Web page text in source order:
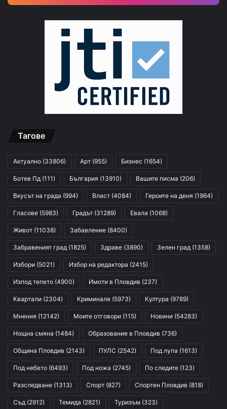
Тагове
Актуално (33806) Арт (955) Бизнес (1654)
Ботев Пд (111) България (13910) Вашите писма (206)
Вкусът на града (994) Власт (4084) Героите на деня (1964)
Гласове (5983) Градът (31289) Евала (1068)
Живот (11038) Забавление (8400)
Забравеният град (1825) Здраве (3890) Зелен град (1358)
Избори (5021) Избор на редактора (2415)
Изпод тепето (4900) Имоти в Пловдив (237)
Квартали (2304) Криминале (5973) Култура (9789)
Мнения (12142) Моите отговори (115) Новини (54283)
Нощна смяна (1484) Образование в Пловдив (736)
Община Пловдив (2143) ПУЛС (2542) Под лупа (1613)
Под небето (6493) Под ножа (2745) По следите (123)
Разследване (1313) Спорт (827) Спортен Пловдив (818)
Съд (2912) Темида (2821) Туризъм (323)